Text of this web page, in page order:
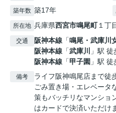
築年数 築17年
所在地 兵庫県西宮市鳴尾町１丁
交通 阪神本線 「鳴尾・武庫川
阪神本線 「武庫川
」駅
阪神本線 「甲子園 」駅
備考
ライフ阪神鳴尾店まで徒
ごみ置き場・エレベータ
策もバッチリなマンショ
はカードで決済いただけ